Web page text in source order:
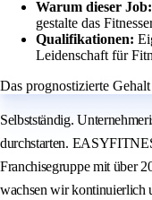
Warum dieser Job:
gestalte das
Qualifikationen:
Leidenschaft für
Das prognostizierte
Selbstständig.
durchstarten.
Franchisegruppe mit über
wachsen wir kontinuierlich